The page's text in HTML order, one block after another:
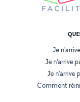
Je
Je n'arrive
Je n'arrive
Comment